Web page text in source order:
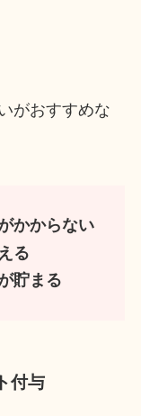
がおすすめな
かからない
る
貯まる
付与